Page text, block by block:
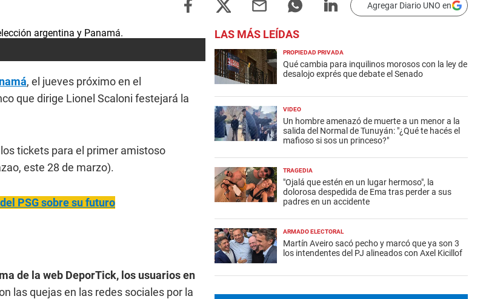
Agregar Diario UNO en
, el jueves próximo en el
que dirige Lionel Scaloni festejará la
tickets para el primer amistoso
este 28 de marzo).
PSG sobre su futuro
de la web DeporTick, los usuarios en
las quejas en las redes sociales por la
LAS MÁS LEÍDAS
PROPIEDAD PRIVADA
Qué cambia para inquilinos morosos con la ley de
desalojo exprés que debate el Senado
VIDEO
Un hombre amenazó de muerte a un menor a la
salida del Normal de Tunuyán: "¿Qué te hacés el
mafioso si sos un princeso?"
TRAGEDIA
"Ojalá que estén en un lugar hermoso", la
dolorosa despedida de Ema tras perder a sus
padres en un accidente
ARMADO ELECTORAL
Martín Aveiro sacó pecho y marcó que ya son 3
los intendentes del PJ alineados con Axel Kicillof